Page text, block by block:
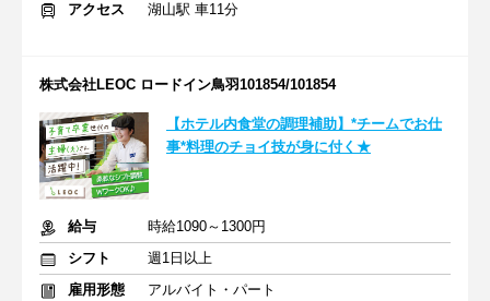
アクセス
湖山駅 車11分
株式会社LEOC ロードイン鳥羽101854/101854
【ホテル内食堂の調理補助】*チームでお仕
事*料理のチョイ技が身に付く★
給与
時給1090～1300円
シフト
週1日以上
雇用形態
アルバイト・パート